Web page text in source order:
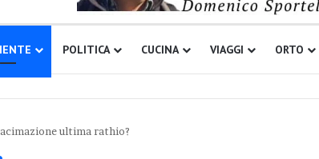
POLITICA CUCINA VIAGGI ORTO
ultima rathio?